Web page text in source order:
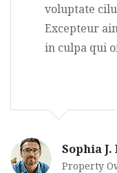
voluptate
Excepteur
in culpa qui
Sophia
Property